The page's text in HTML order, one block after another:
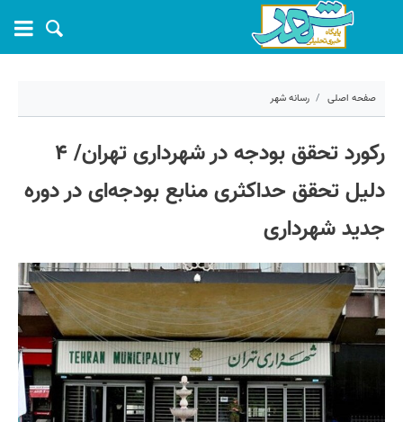
صفحه اصلی رسانه شهر
کد مطلب:
رکورد تحقق بودجه در شهرداری تهران/ ۴
دلیل تحقق حداکثری منابع بودجه‌ای در دوره
جدید شهرداری